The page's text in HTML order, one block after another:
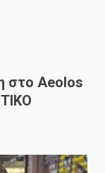
στο Aeolos